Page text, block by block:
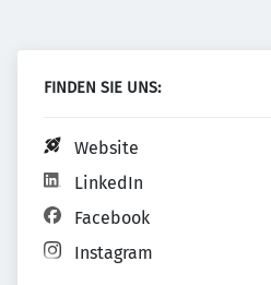
FINDEN SIE UNS:
Website
LinkedIn
Facebook
Instagram